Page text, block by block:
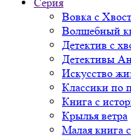
Вовка с
Волшебный
Детектив с
Детективы
Искусство
Классики по
Книга с
Крылья ветра
Малая книга